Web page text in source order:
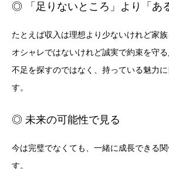
◎ 「足りないところ」より「あ
たとえば収入は理想より少ないけれど家族
オシャレではないけれど誠実で約束を守る
不足を探すのではなく、持っている魅力
す。
◎ 未来の可能性で見る
今は完璧でなくても、一緒に成長できる
す。